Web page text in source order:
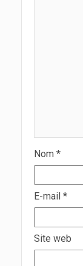
Nom *
E-mail *
Site web